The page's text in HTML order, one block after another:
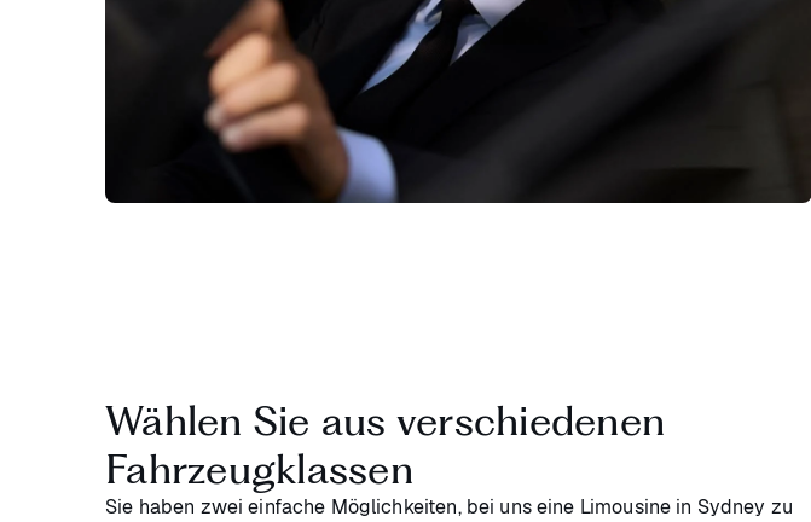
Wählen Sie aus verschiedenen
Fahrzeugklassen
Sie haben zwei einfache Möglichkeiten, bei uns eine Limousine in Sydney zu